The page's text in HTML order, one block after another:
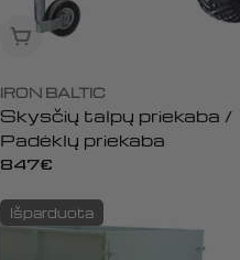
Išparduota
IRON BALTIC
Skysčių talpų priekaba /
Padėklų priekaba
Įprasta
847€
Išparduota